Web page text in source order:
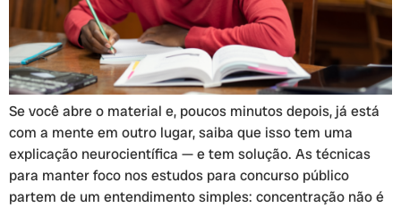
Se você abre o material e, poucos minutos depois, já está
com a mente em outro lugar, saiba que isso tem uma
explicação neurocientífica — e tem solução. As técnicas
para manter foco nos estudos para concurso público
partem de um entendimento simples: concentração não é